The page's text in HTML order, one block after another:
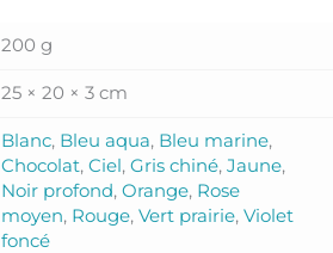
200 g
25 × 20 × 3 cm
Blanc, Bleu aqua, Bleu marine,
Chocolat, Ciel, Gris chiné, Jaune,
Noir profond, Orange, Rose
moyen, Rouge, Vert prairie, Violet
foncé